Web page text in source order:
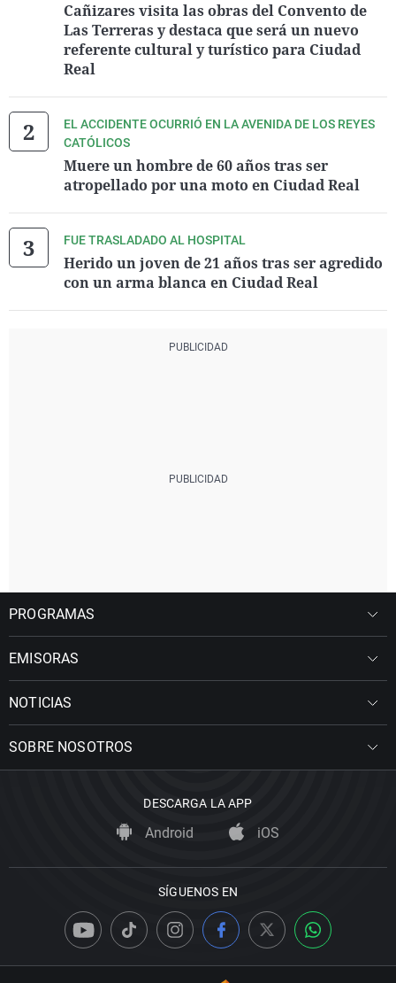
Cañizares visita las obras del Convento de
Las Terreras y destaca que será un nuevo
referente cultural y turístico para Ciudad
Real
EL ACCIDENTE OCURRIÓ EN LA AVENIDA DE LOS REYES
CATÓLICOS
Muere un hombre de 60 años tras ser
atropellado por una moto en Ciudad Real
FUE TRASLADADO AL HOSPITAL
Herido un joven de 21 años tras ser agredido
con un arma blanca en Ciudad Real
PROGRAMAS
EMISORAS
NOTICIAS
SOBRE NOSOTROS
DESCARGA LA APP
Android iOS
SÍGUENOS EN